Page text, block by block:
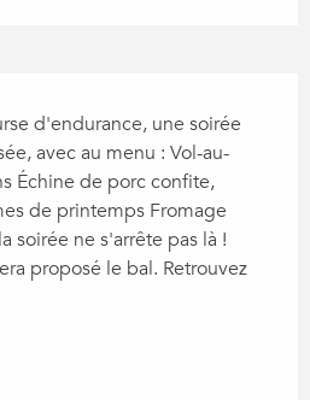
d'endurance, une soirée
avec au menu : Vol-au-
Échine de porc confite,
de printemps Fromage
soirée ne s'arrête pas là !
proposé le bal. Retrouvez